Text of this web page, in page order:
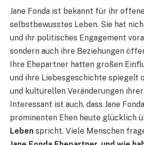
Jane Fonda ist bekannt für ihr
selbstbewusstes Leben. Sie hat
und ihr politisches Engagement
sondern auch ihre Beziehungen
Ihre Ehepartner hatten großen
und ihre Liebesgeschichte spiegelt
und kulturellen Veränderungen
Interessant ist auch, dass Jane
prominenten Ehen heute glücklich
Leben spricht. Viele Menschen